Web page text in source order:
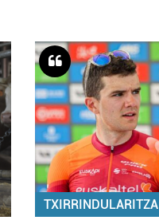
TXIRRINDULARITZA